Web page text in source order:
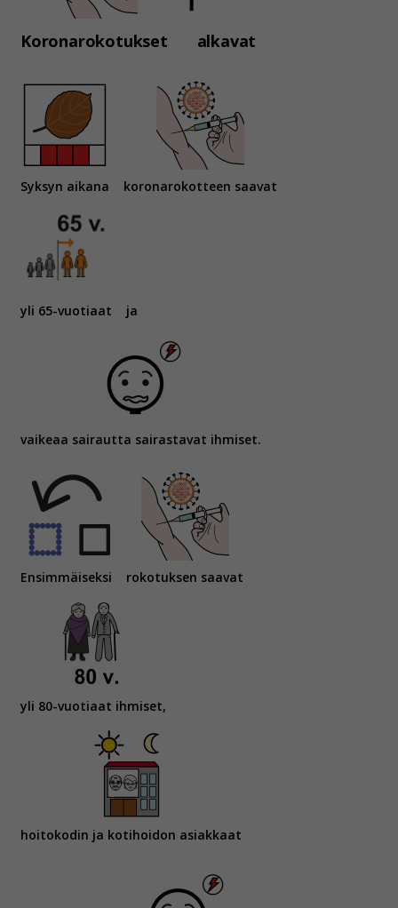
Koronarokotukset alkavat
Syksyn aikana koronarokotteen saavat
yli 65-vuotiaat ja
vaikeaa sairautta sairastavat ihmiset.
Ensimmäiseksi rokotuksen saavat
yli 80-vuotiaat ihmiset,
hoitokodin ja kotihoidon asiakkaat